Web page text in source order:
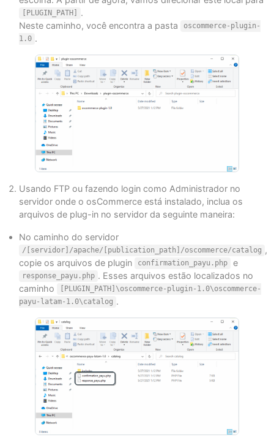
[PLUGIN_PATH]
.
Neste caminho, você encontra a pasta
oscommerce-plugin-
1.0 .
Usando FTP ou fazendo login como Administrador no
servidor onde o osCommerce está instalado, inclua os
arquivos de plug-in no servidor da seguinte maneira:
No caminho do servidor
/[servidor]/apache/[publication_path]/oscommerce/catalog ,
copie os arquivos de plugin
confirmation_payu.php e
response_payu.php . Esses arquivos estão localizados no
caminho
[PLUGIN_PATH]\oscommerce-plugin-1.0\oscommerce-
payu-latam-1.0\catalog .